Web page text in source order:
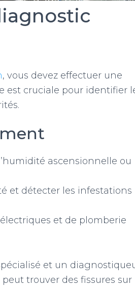
, vous devez effectuer une
est cruciale pour identifier
ascensionnelle ou
et détecter les infestations
électriques et de plomberie
et un
trouver des fissures sur